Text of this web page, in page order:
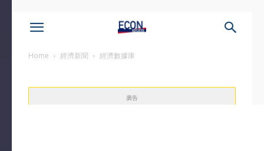
Home 經濟新聞 經濟數據庫
廣告